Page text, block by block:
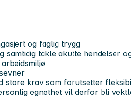
og faglig trygg
samtidig takle akutte hendelser
store krav som forutsetter
egnethet vil derfor bli